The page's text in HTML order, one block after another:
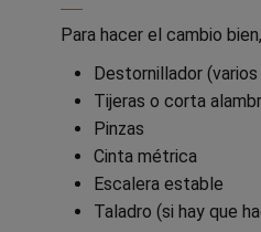
Para hacer el cambio
Destornillador
Tijeras o corta
Pinzas
Cinta métrica
Escalera estable
Taladro (si hay que